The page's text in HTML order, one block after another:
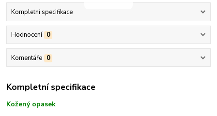
Kompletní specifikace
Hodnocení 0
Komentáře 0
Kompletní specifikace
Kožený opasek